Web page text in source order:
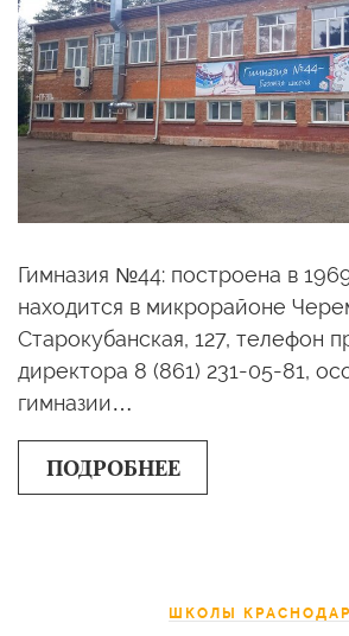
Гимназия №44: построена в
находится в микрорайоне
Старокубанская, 127, телефон
директора 8 (861) 231-05-81,
гимназии…
ПОДРОБНЕЕ
ШКОЛЫ